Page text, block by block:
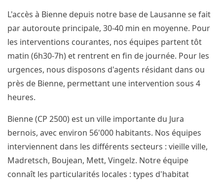
L'accès à Bienne depuis notre base de Lausanne se fait
par autoroute principale, 30-40 min en moyenne. Pour
les interventions courantes, nos équipes partent tôt
matin (6h30-7h) et rentrent en fin de journée. Pour les
urgences, nous disposons d'agents résidant dans ou
près de Bienne, permettant une intervention sous 4
heures.
Bienne (CP 2500) est un ville importante du Jura
bernois, avec environ 56'000 habitants. Nos équipes
interviennent dans les différents secteurs : vieille ville,
Madretsch, Boujean, Mett, Vingelz. Notre équipe
connaît les particularités locales : types d'habitat